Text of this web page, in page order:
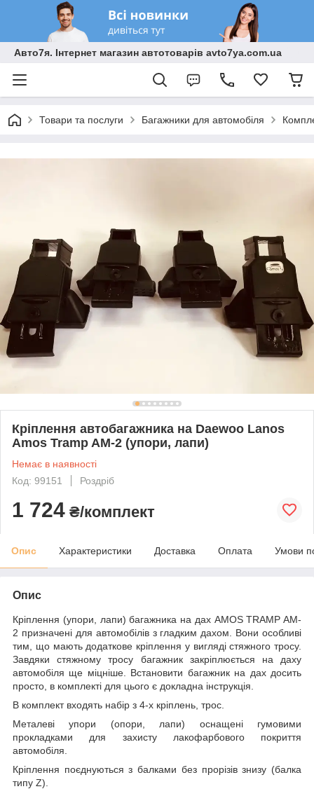
Авто7я. Інтернет магазин автотоварів avto7ya.com.ua
Товари та послуги Багажники для автомобіля
Кріплення автобагажника на Daewoo Lanos
Amos Tramp AM-2 (упори, лапи)
Немає в наявності
Код: 99151
Роздріб
1 724 ₴/комплект
Опис Характеристики Доставка Оплата Умови
Опис
Кріплення (упори, лапи) багажника на дах AMOS TRAMP AM-
2 призначені для автомобілів з гладким дахом. Вони особливі
тим, що мають додаткове кріплення у вигляді стяжного тросу.
Завдяки стяжному тросу багажник закріплюється на даху
автомобіля ще міцніше. Встановити багажник на дах досить
просто, в комплекті для цього є докладна інструкція.
В комплект входять набір з 4-х кріплень, трос.
Металеві упори (опори, лапи) оснащені гумовими
прокладками для захисту лакофарбового покриття
автомобіля.
Кріплення поєднуються з балками без прорізів знизу (балка
типу Z).